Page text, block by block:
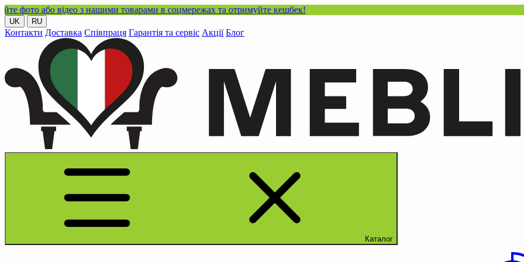
або відео з нашими товарами в соцмережах та отримуйте кешбек!
UK RU
Контакти Доставка Співпраця Гарантія та сервіс Акції Блог
Каталог